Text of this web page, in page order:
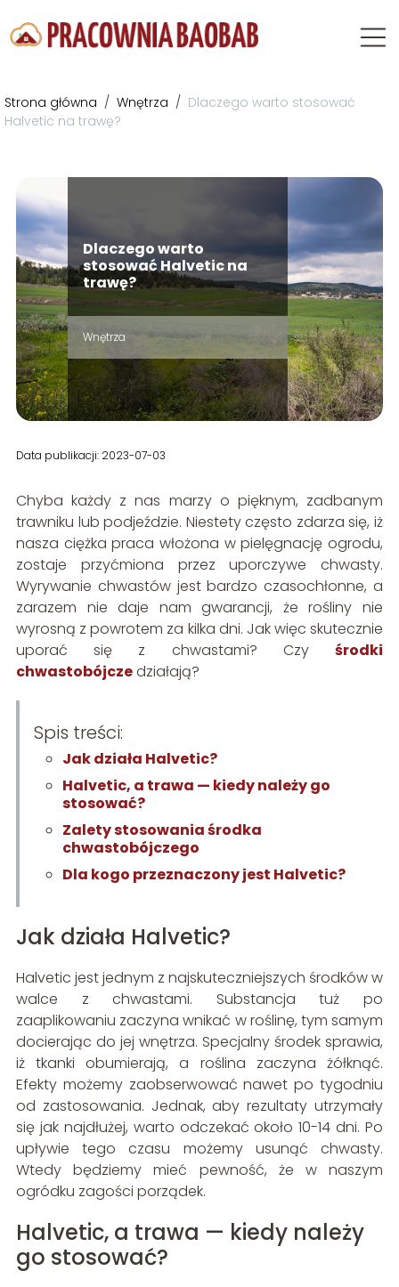
Strona główna / Wnętrza / Dlaczego warto stosować
Halvetic na trawę?
Dlaczego warto
stosować Halvetic na
trawę?
Wnętrza
Data publikacji: 2023-07-03
Chyba każdy z nas marzy o pięknym, zadbanym
trawniku lub podjeździe. Niestety często zdarza się, iż
nasza ciężka praca włożona w pielęgnację ogrodu,
zostaje przyćmiona przez uporczywe chwasty.
Wyrywanie chwastów jest bardzo czasochłonne, a
zarazem nie daje nam gwarancji, że rośliny nie
wyrosną z powrotem za kilka dni. Jak więc skutecznie
uporać się z chwastami? Czyśrodki
chwastobójczedziałają?
Spis treści:
Jak działa Halvetic?
Halvetic, a trawa — kiedy należy go
stosować?
Zalety stosowania środka
chwastobójczego
Dla kogo przeznaczony jest Halvetic?
Jak działa Halvetic?
Halvetic jest jednym z najskuteczniejszych środków w
walce z chwastami. Substancja tuż po
zaaplikowaniu zaczyna wnikać w roślinę, tym samym
docierając do jej wnętrza. Specjalny środek sprawia,
iż tkanki obumierają, a roślina zaczyna żółknąć.
Efekty możemy zaobserwować nawet po tygodniu
od zastosowania. Jednak, aby rezultaty utrzymały
się jak najdłużej, warto odczekać około 10-14 dni. Po
upływie tego czasu możemy usunąć chwasty.
Wtedy będziemy mieć pewność, że w naszym
ogródku zagości porządek.
Halvetic, a trawa — kiedy należy
go stosować?